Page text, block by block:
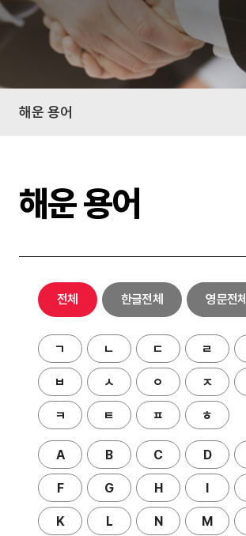
해운 용어
해운 용어
전체 한글전체 영문전체
ㄱ ㄴ ㄷ ㄹ
ㅂ ㅅ ㅇ ㅈ
ㅋ ㅌ ㅍ ㅎ
A B C D
F G H I
K L N M